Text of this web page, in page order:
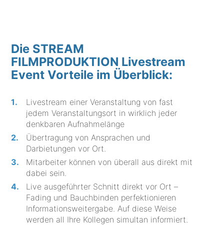
Die STREAM
FILMPRODUKTION Livestream
Event Vorteile im Überblick:
Livestream einer Veranstaltung von fast
jedem Veranstaltungsort in wirklich jeder
denkbaren Aufnahmelänge
Übertragung von Ansprachen und
Darbietungen vor Ort.
Mitarbeiter können von überall aus direkt mit
dabei sein.
Live ausgeführter Schnitt direkt vor Ort –
Fading und Bauchbinden perfektionieren
Informationsweitergabe. Auf diese Weise
werden all Ihre Kollegen simultan informiert.